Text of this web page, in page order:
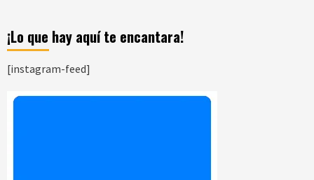
¡Lo que hay aquí te encantara!
[instagram-feed]